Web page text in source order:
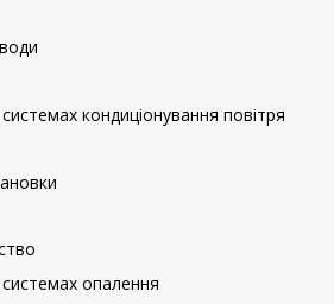
кондиціонування повітря
опалення